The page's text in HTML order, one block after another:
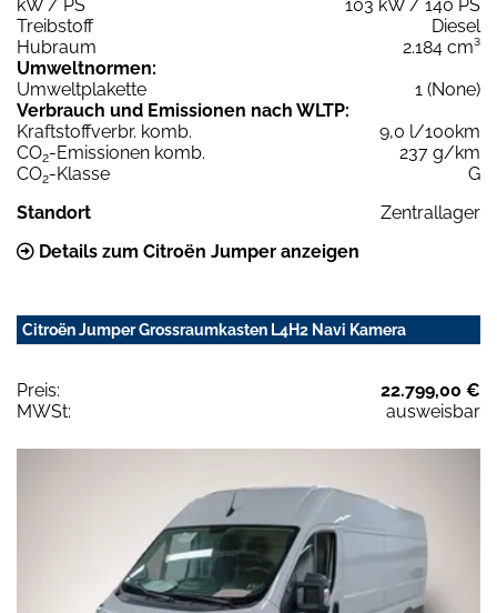
kW / PS
103 kW / 140 PS
Treibstoff
Diesel
Hubraum
2.184 cm³
Umweltnormen:
Umweltplakette
1 (None)
Verbrauch und Emissionen nach WLTP:
Kraftstoffverbr. komb.
9,0 l/100km
CO2-Emissionen komb.
237 g/km
CO2-Klasse
G
Standort
Zentrallager
Details zum Citroën Jumper anzeigen
Citroën Jumper Grossraumkasten L4H2 Navi Kamera
Preis:
22.799,00 €
MWSt:
ausweisbar